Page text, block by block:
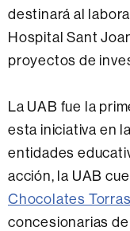
destinará al
Hospital Sant
proyectos de
La UAB fue la
esta iniciativa en
entidades
acción, la UAB
Chocolates Torras
concesionarias